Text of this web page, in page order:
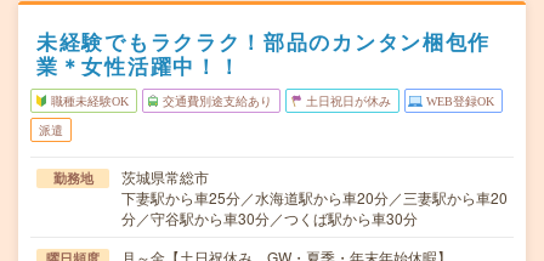
未経験でもラクラク！部品のカンタン梱包作
業＊女性活躍中！！
職種未経験OK 交通費別途支給あり 土日祝日が休み WEB登録OK
派遣
勤務地
茨城県常総市
下妻駅から車25分／水海道駅から車20分／三妻駅から車20
分／守谷駅から車30分／つくば駅から車30分
月～金【土日祝休み、GW・夏季・年末年始休暇】